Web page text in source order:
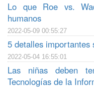
Lo que Roe vs.
humanos
2022-05-09 00:55:27
5 detalles importantes
2022-05-04 16:55:01
Las niñas deben
Tecnologías de la